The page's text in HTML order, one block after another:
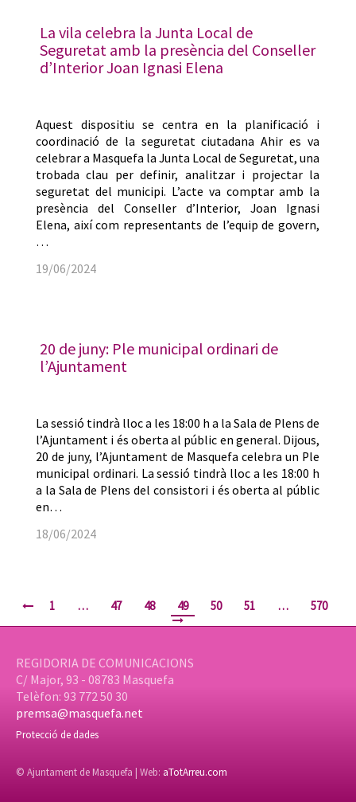
La vila celebra la Junta Local de
Seguretat amb la presència del Conseller
d’Interior Joan Ignasi Elena
Aquest dispositiu se centra en la planificació i
coordinació de la seguretat ciutadana Ahir es va
celebrar a Masquefa la Junta Local de Seguretat, una
trobada clau per definir, analitzar i projectar la
seguretat del municipi. L’acte va comptar amb la
presència del Conseller d’Interior, Joan Ignasi
Elena, així com representants de l’equip de govern,
…
19/06/2024
20 de juny: Ple municipal ordinari de
l’Ajuntament
La sessió tindrà lloc a les 18:00 h a la Sala de Plens de
l’Ajuntament i és oberta al públic en general. Dijous,
20 de juny, l’Ajuntament de Masquefa celebra un Ple
municipal ordinari. La sessió tindrà lloc a les 18:00 h
a la Sala de Plens del consistori i és oberta al públic
en…
18/06/2024
1 … 47 48 49 50 51 … 570
REGIDORIA DE COMUNICACIONS
C/ Major, 93 - 08783 Masquefa
Telèfon: 93 772 50 30
premsa@masquefa.net
Protecció de dades
© Ajuntament de Masquefa | Web: aTotArreu.com